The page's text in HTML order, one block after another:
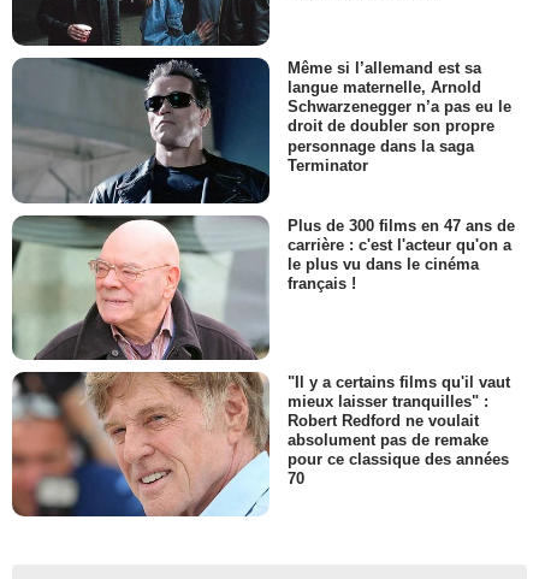
Même si l’allemand est sa
langue maternelle, Arnold
Schwarzenegger n’a pas eu le
droit de doubler son propre
personnage dans la saga
Terminator
Plus de 300 films en 47 ans de
carrière : c'est l'acteur qu'on a
le plus vu dans le cinéma
français !
"Il y a certains films qu'il vaut
mieux laisser tranquilles" :
Robert Redford ne voulait
absolument pas de remake
pour ce classique des années
70